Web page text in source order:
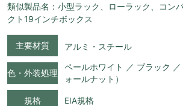
類似製品名：小型ラック、ローラック、コン
クト19インチボックス
主要材質 アルミ・スチール
色・外装処理
ペールホワイト ／ ブラック
ォールナット）
規格 EIA規格